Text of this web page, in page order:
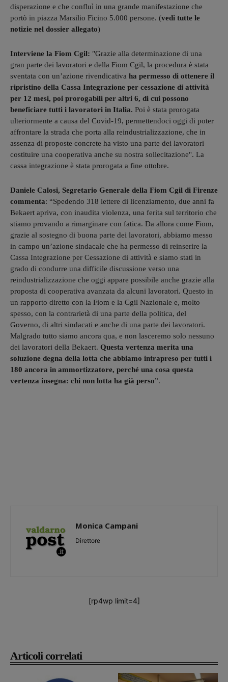
Articoli correlati
disperazione e che confluì in una grande manifestazione che
portò in piazza Marsilio Ficino 5.000 persone. (vedi tutte le
notizie nel dossier allegato)
Interviene la Fiom Cgil: "Grazie alla determinazione di una
gran parte dei lavoratori e della Fiom Cgil, la procedura è stata
sventata con un’azione rivendicativa ha permesso di ottenere il
ripristino della Cassa Integrazione per cessazione di attività
per 12 mesi, poi prorogabili per altri 6, di cui possono
beneficiare tutti i lavoratori in Italia. Poi è stata prorogata
ulteriormente a causa del Covid-19, permettendoci oggi di poter
affrontare la strada che porta alla reindustrializzazione, che in
assenza di proposte concrete ha visto una parte dei lavoratori
costituire una cooperativa anche su nostra sollecitazione". La
cassa integrazione è stata prorogata a fine ottobre.
Daniele Calosi, Segretario Generale della Fiom Cgil di Firenze
commenta: “Spedendo 318 lettere di licenziamento, due anni fa
Bekaert apriva, con inaudita violenza, una ferita sul territorio che
stiamo provando a rimarginare con fatica. Da allora come Fiom,
grazie al sostegno di buona parte dei lavoratori, abbiamo messo
in campo un’azione sindacale che ha permesso di reinserire la
Cassa Integrazione per Cessazione di attività e siamo stati in
grado di condurre una difficile discussione verso una
reindustrializzazione che oggi appare possibile anche grazie alla
proposta di cooperativa avanzata da alcuni lavoratori. Questo in
un rapporto diretto con la Fiom e la Cgil Nazionale e, molto
spesso, con la contrarietà di una parte della politica, del
Governo, di altri sindacati e anche di una parte dei lavoratori.
Malgrado tutto siamo ancora qua, e non lasceremo solo nessuno
dei lavoratori della Bekaert. Questa vertenza merita una
soluzione degna della lotta che abbiamo intrapreso per tutti i
180 ancora in ammortizzatore, perché una cosa questa
vertenza insegna: chi non lotta ha già perso”.
Monica Campani
Direttore
[rp4wp limit=4]